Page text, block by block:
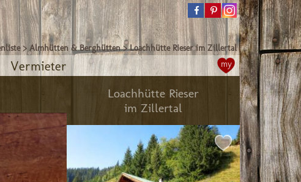
>Almhütten & Berghütten >Loachhütte Rieser im Zillertal
Vermieter my
Loachhütte Rieser
im Zillertal